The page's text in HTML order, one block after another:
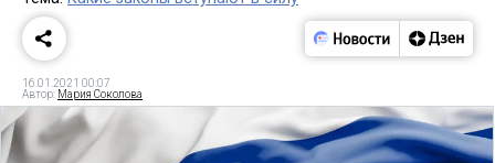
16.01.2021 00:07
Автор: Мария Соколова